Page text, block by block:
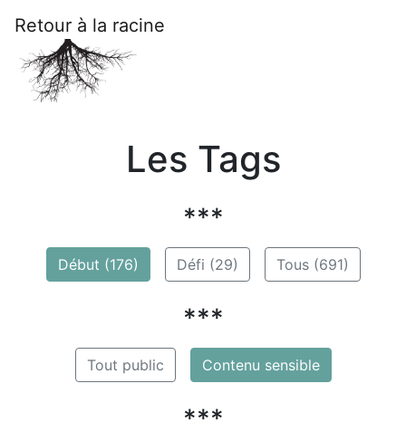
Retour à la racine
Les Tags
***
Début (176) Défi (29) Tous (691)
***
Tout public Contenu sensible
***